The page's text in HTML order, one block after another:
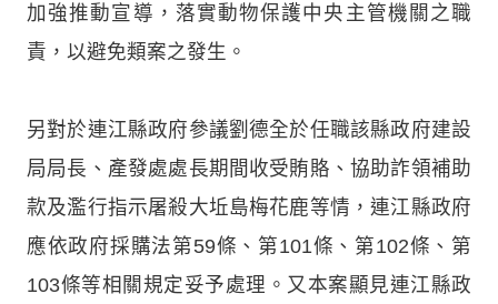
加強推動宣導，落實動物保護中央主管機關之職
責，以避免類案之發生。
另對於連江縣政府參議劉德全於任職該縣政府建設
局局長、產發處處長期間收受賄賂、協助詐領補助
款及濫行指示屠殺大坵島梅花鹿等情，連江縣政府
應依政府採購法第59條、第101條、第102條、第
103條等相關規定妥予處理。又本案顯見連江縣政